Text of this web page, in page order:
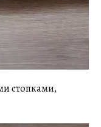
стопками,